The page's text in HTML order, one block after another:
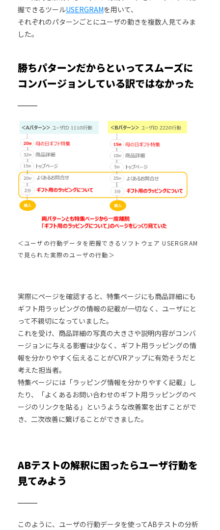
握できるツールUSERGRAMを用いて、
それぞれのパターンごとにユーザの動きを複数人見てみま
した。
勝ちパターンだからといってスムーズに
コンバージョンしている訳ではなかった
＜ユーザの行動データを把握できるソフトウェア USERGRAM
で見られた実際のユーザの行動＞
実際にページを確認すると、特集ページにも商品詳細にも
ギフト用ラッピングの情報の記載が一切なく、ユーザにと
って不親切になっていました。
これを受け、商品詳細の写真の大きさや説明内容がコンバ
ージョンに与える影響は少なく、ギフト用ラッピングの情
報を分かりやすく伝えることがCVRアップに有効そうだと
考えた担当者。
特集ページには「ラッピング情報を分かりやすく記載」し
たり、「よくあるお問い合わせのギフト用ラッピングのペ
ージのリンクを貼る」というような改善案を出すことがで
き、二次改善に繋げることができました。
ABテストの解釈に困ったらユーザ行動を
見てみよう
このように、ユーザの行動データを使ってABテストの分析